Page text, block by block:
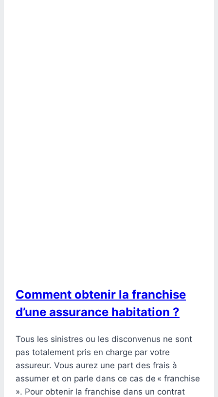
Comment obtenir la franchise
d’une assurance habitation ?
Tous les sinistres ou les disconvenus ne sont
pas totalement pris en charge par votre
assureur. Vous aurez une part des frais à
assumer et on parle dans ce cas de « franchise
». Pour obtenir la franchise dans un contrat